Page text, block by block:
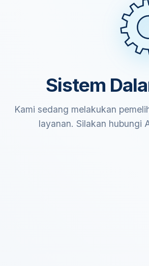
Sistem
Kami sedang melakukan
layanan. Silakan hubungi